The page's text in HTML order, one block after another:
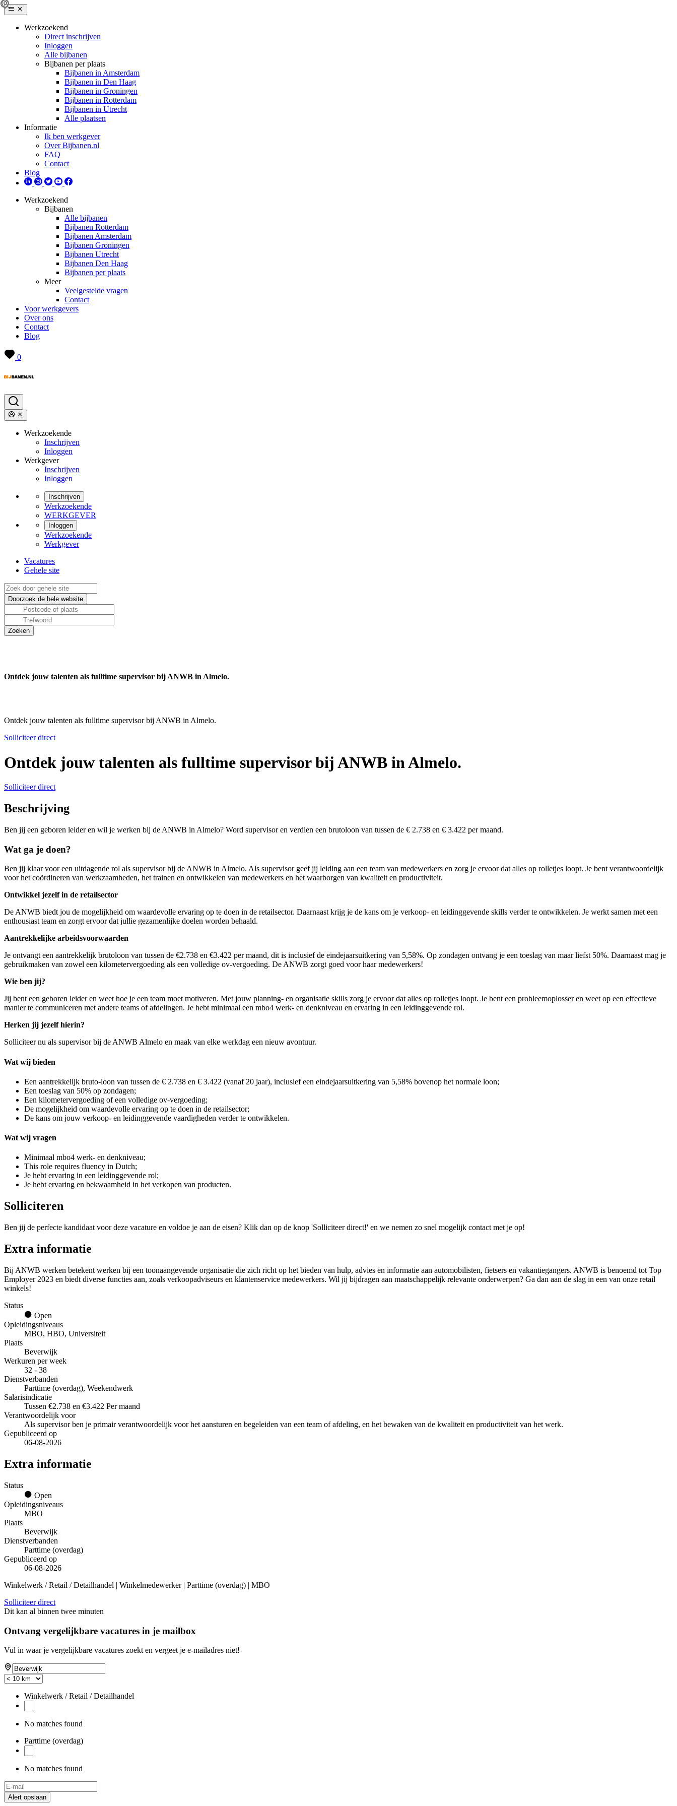
Werkzoekend
Direct inschrijven
Inloggen
Alle bijbanen
Bijbanen per plaats
Bijbanen in Amsterdam
Bijbanen in Den Haag
Bijbanen in Groningen
Bijbanen in Rotterdam
Bijbanen in Utrecht
Alle plaatsen
Informatie
Ik ben werkgever
Over Bijbanen.nl
FAQ
Contact
Blog
Werkzoekend
Bijbanen
Alle bijbanen
Bijbanen Rotterdam
Bijbanen Amsterdam
Bijbanen Groningen
Bijbanen Utrecht
Bijbanen Den Haag
Bijbanen per plaats
Meer
Veelgestelde vragen
Contact
Voor werkgevers
Over ons
Contact
Blog
0
Werkzoekende
Inschrijven
Inloggen
Werkgever
Inschrijven
Inloggen
Inschrijven
Werkzoekende
WERKGEVER
Inloggen
Werkzoekende
Werkgever
Vacatures
Gehele site
Ontdek jouw talenten als fulltime supervisor bij ANWB in Almelo.
Ontdek jouw talenten als fulltime supervisor bij ANWB in Almelo.
Solliciteer direct
Ontdek jouw talenten als fulltime supervisor bij ANWB in Almelo.
Solliciteer direct
Beschrijving
Ben jij een geboren leider en wil je werken bij de ANWB in Almelo? Word supervisor en verdien een brutoloon van tussen de € 2.738 en € 3.422 per maand.
Wat ga je doen?
Ben jij klaar voor een uitdagende rol als supervisor bij de ANWB in Almelo. Als supervisor geef jij leiding aan een team van medewerkers en zorg je ervoor dat alles op rolletjes loopt. Je bent verantwoordelijk
voor het coördineren van werkzaamheden, het trainen en ontwikkelen van medewerkers en het waarborgen van kwaliteit en productiviteit.
Ontwikkel jezelf in de retailsector
De ANWB biedt jou de mogelijkheid om waardevolle ervaring op te doen in de retailsector. Daarnaast krijg je de kans om je verkoop- en leidinggevende skills verder te ontwikkelen. Je werkt samen met een
enthousiast team en zorgt ervoor dat jullie gezamenlijke doelen worden behaald.
Aantrekkelijke arbeidsvoorwaarden
Je ontvangt een aantrekkelijk brutoloon van tussen de €2.738 en €3.422 per maand, dit is inclusief de eindejaarsuitkering van 5,58%. Op zondagen ontvang je een toeslag van maar liefst 50%. Daarnaast mag je
gebruikmaken van zowel een kilometervergoeding als een volledige ov-vergoeding. De ANWB zorgt goed voor haar medewerkers!
Wie ben jij?
Jij bent een geboren leider en weet hoe je een team moet motiveren. Met jouw planning- en organisatie skills zorg je ervoor dat alles op rolletjes loopt. Je bent een probleemoplosser en weet op een effectieve
manier te communiceren met andere teams of afdelingen. Je hebt minimaal een mbo4 werk- en denkniveau en ervaring in een leidinggevende rol.
Herken jij jezelf hierin?
Solliciteer nu als supervisor bij de ANWB Almelo en maak van elke werkdag een nieuw avontuur.
Wat wij bieden
Een aantrekkelijk bruto-loon van tussen de € 2.738 en € 3.422 (vanaf 20 jaar), inclusief een eindejaarsuitkering van 5,58% bovenop het normale loon;
Een toeslag van 50% op zondagen;
Een kilometervergoeding of een volledige ov-vergoeding;
De mogelijkheid om waardevolle ervaring op te doen in de retailsector;
De kans om jouw verkoop- en leidinggevende vaardigheden verder te ontwikkelen.
Wat wij vragen
Minimaal mbo4 werk- en denkniveau;
This role requires fluency in Dutch;
Je hebt ervaring in een leidinggevende rol;
Je hebt ervaring en bekwaamheid in het verkopen van producten.
Solliciteren
Ben jij de perfecte kandidaat voor deze vacature en voldoe je aan de eisen? Klik dan op de knop 'Solliciteer direct!' en we nemen zo snel mogelijk contact met je op!
Extra informatie
Bij ANWB werken betekent werken bij een toonaangevende organisatie die zich richt op het bieden van hulp, advies en informatie aan automobilisten, fietsers en vakantiegangers. ANWB is benoemd tot Top
Employer 2023 en biedt diverse functies aan, zoals verkoopadviseurs en klantenservice medewerkers. Wil jij bijdragen aan maatschappelijk relevante onderwerpen? Ga dan aan de slag in een van onze retail
winkels!
Status
Open
Opleidingsniveaus
MBO, HBO, Universiteit
Plaats
Beverwijk
Werkuren per week
32 - 38
Dienstverbanden
Parttime (overdag), Weekendwerk
Salarisindicatie
Tussen €2.738 en €3.422 Per maand
Verantwoordelijk voor
Als supervisor ben je primair verantwoordelijk voor het aansturen en begeleiden van een team of afdeling, en het bewaken van de kwaliteit en productiviteit van het werk.
Gepubliceerd op
06-08-2026
Extra informatie
Status
Open
Opleidingsniveaus
MBO
Plaats
Beverwijk
Dienstverbanden
Parttime (overdag)
Gepubliceerd op
06-08-2026
Winkelwerk / Retail / Detailhandel | Winkelmedewerker | Parttime (overdag) | MBO
Solliciteer direct
Dit kan al binnen twee minuten
Ontvang vergelijkbare vacatures in je mailbox
Vul in waar je vergelijkbare vacatures zoekt en vergeet je e-mailadres niet!
Winkelwerk / Retail / Detailhandel
No matches found
Parttime (overdag)
No matches found
Alert opslaan